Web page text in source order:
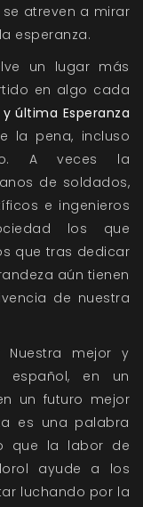
atreven a mirar
esperanza.
un lugar más
en algo cada
última Esperanza
la pena, incluso
A veces la
de soldados,
e ingenieros
los que
que tras dedicar
aún tienen
de nuestra
mejor y
español, en un
un futuro mejor
es una palabra
que la labor de
ayude a los
luchando por la